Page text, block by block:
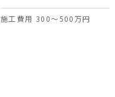
施工費用 300～500万円